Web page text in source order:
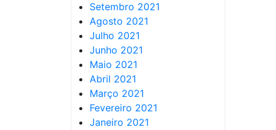
Setembro 2021
Agosto 2021
Julho 2021
Junho 2021
Maio 2021
Abril 2021
Março 2021
Fevereiro 2021
Janeiro 2021